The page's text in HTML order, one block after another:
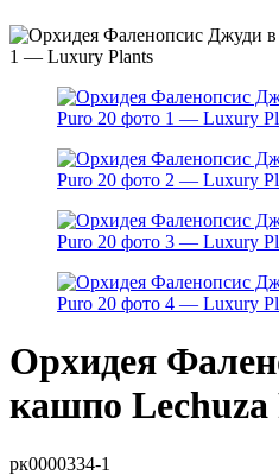
Орхидея
кашпо Lechuza
рк0000334-1